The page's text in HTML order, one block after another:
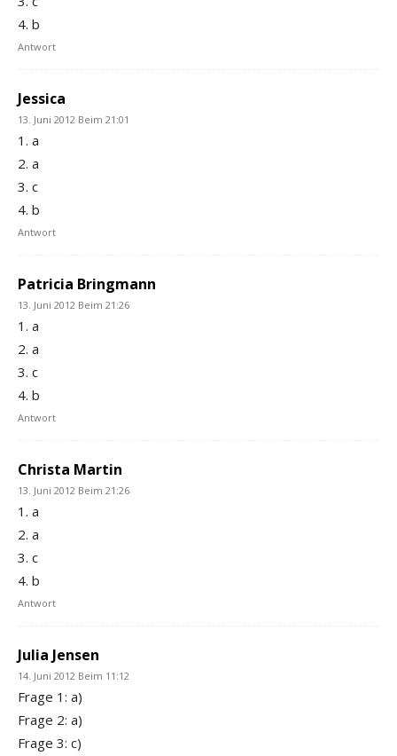
4. b
Antwort
Jessica
13. Juni 2012 Beim 21:01
1. a
2. a
3. c
4. b
Antwort
Patricia Bringmann
13. Juni 2012 Beim 21:26
1. a
2. a
3. c
4. b
Antwort
Christa Martin
13. Juni 2012 Beim 21:26
1. a
2. a
3. c
4. b
Antwort
Julia Jensen
14. Juni 2012 Beim 11:12
Frage 1: a)
Frage 2: a)
Frage 3: c)